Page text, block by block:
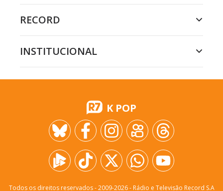
RECORD
INSTITUCIONAL
K POP
Todos os direitos reservados - 2009-2026- Rádio e Televisão Record S.A